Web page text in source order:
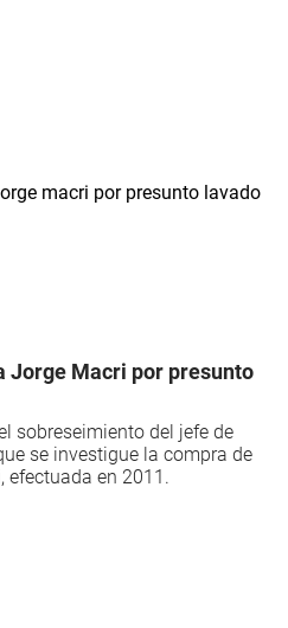
Jorge Macri por presunto
sobreseimiento del jefe de
se investigue la compra de
efectuada en 2011.